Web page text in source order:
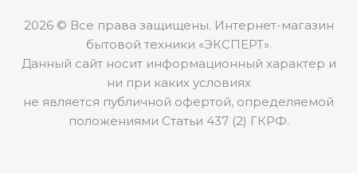
2026 © Все права защищены. Интернет-магазин
бытовой техники «ЭКСПЕРТ».
Данный сайт носит информационный характер и
ни при каких условиях
не является публичной офертой, определяемой
положениями Статьи 437 (2) ГКРФ.